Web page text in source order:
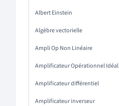
Albert Einstein
Algèbre vectorielle
Ampli Op Non Linéaire
Amplificateur Opérationnel Idéal
Amplificateur différentiel
Amplificateur inverseur